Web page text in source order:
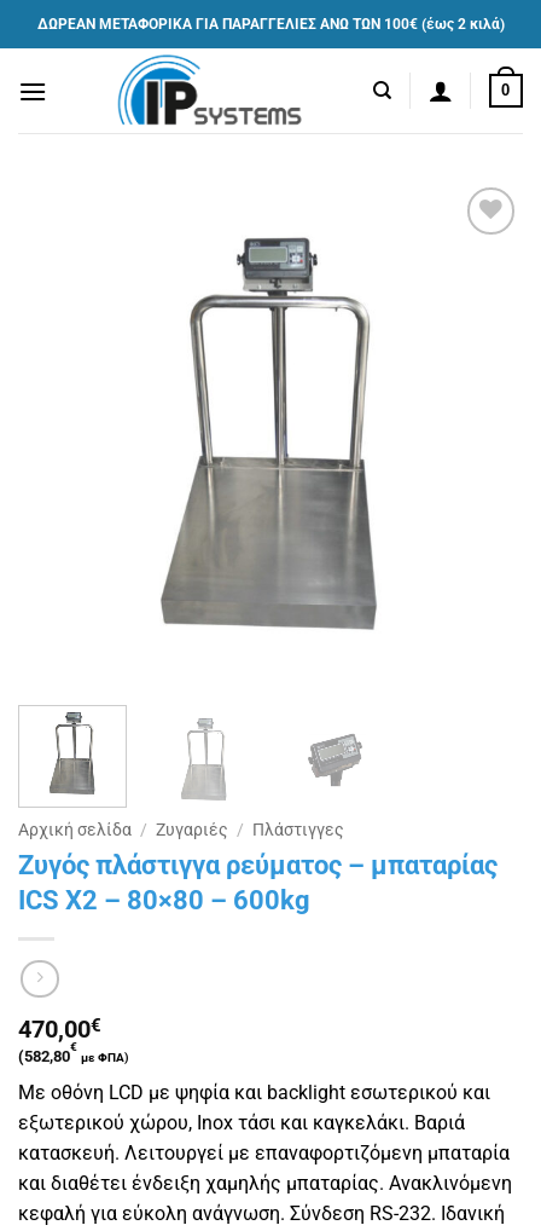
Μετάβαση
στο
ΔΩΡΕΑΝ ΜΕΤΑΦΟΡΙΚΑ ΓΙΑ ΠΑΡΑΓΓΕΛΙΕΣ ΑΝΩ ΤΩΝ 100€ (έως 2 κιλά)
0
Αρχική σελίδα / Ζυγαριές / Πλάστιγγες
Ζυγός πλάστιγγα ρεύματος – μπαταρίας
ICS X2 – 80×80 – 600kg
470,00€
(582,80
€
με ΦΠΑ)
Με οθόνη LCD με ψηφία και backlight εσωτερικού και
εξωτερικού χώρου, Inox τάσι και καγκελάκι. Βαριά
κατασκευή. Λειτουργεί με επαναφορτιζόμενη μπαταρία
και διαθέτει ένδειξη χαμηλής μπαταρίας. Ανακλινόμενη
κεφαλή για εύκολη ανάγνωση. Σύνδεση RS-232. Ιδανική